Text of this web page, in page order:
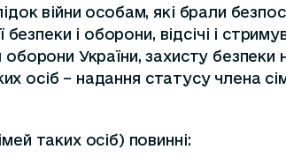
війни особам, які брали
і оборони, відсічі і
України, захисту безпеки
осіб – надання статусу члена
таких осіб) повинні: